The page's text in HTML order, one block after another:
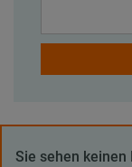
Sie sehen keinen